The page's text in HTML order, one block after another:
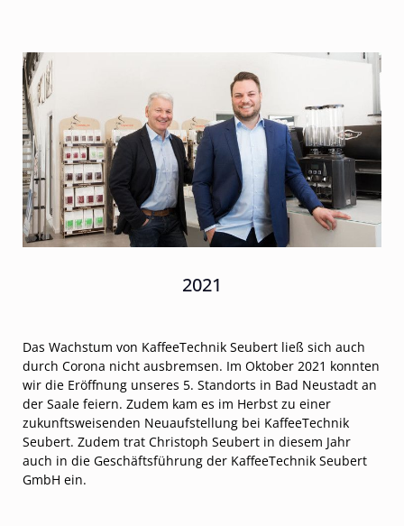
2021
Das Wachstum von KaffeeTechnik Seubert ließ sich auch
durch Corona nicht ausbremsen. Im Oktober 2021 konnten
wir die Eröffnung unseres 5. Standorts in Bad Neustadt an
der Saale feiern. Zudem kam es im Herbst zu einer
zukunftsweisenden Neuaufstellung bei KaffeeTechnik
Seubert. Zudem trat Christoph Seubert in diesem Jahr
auch in die Geschäftsführung der KaffeeTechnik Seubert
GmbH ein.